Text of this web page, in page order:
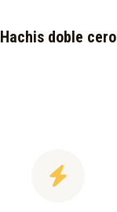
Hachis doble cero